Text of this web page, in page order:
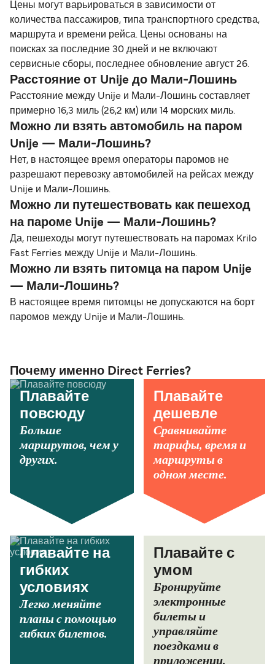
Цены могут варьироваться в зависимости от
количества пассажиров, типа транспортного средства,
маршрута и времени рейса. Цены основаны на
поисках за последние 30 дней и не включают
сервисные сборы, последнее обновление август 26.
Расстояние от Unije до Мали-Лошинь
Расстояние между Unije и Мали-Лошинь составляет
примерно 16,3 миль (26,2 км) или 14 морских миль.
Можно ли взять автомобиль на паром
Unije — Мали-Лошинь?
Нет, в настоящее время операторы паромов не
разрешают перевозку автомобилей на рейсах между
Unije и Мали-Лошинь.
Можно ли путешествовать как пешеход
на пароме Unije — Мали-Лошинь?
Да, пешеходы могут путешествовать на паромах Krilo
Fast Ferries между Unije и Мали-Лошинь.
Можно ли взять питомца на паром Unije
— Мали-Лошинь?
В настоящее время питомцы не допускаются на борт
паромов между Unije и Мали-Лошинь.
Почему именно Direct Ferries?
Плавайте
повсюду
Больше
маршрутов, чем у
других.
Плавайте
дешевле
Сравнивайте
тарифы, время и
маршруты в
одном месте.
Плавайте на
гибких
условиях
Легко меняйте
планы с помощью
гибких билетов.
Плавайте с
умом
Бронируйте
электронные
билеты и
управляйте
поездками в